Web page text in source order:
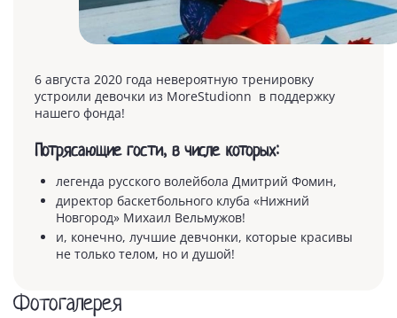
6 августа 2020 года невероятную тренировку
устроили девочки из MoreStudionn в поддержку
нашего фонда!
Потрясающие гости, в числе которых:
легенда русского волейбола Дмитрий Фомин,
директор баскетбольного клуба «Нижний
Новгород» Михаил Вельмужов!
и, конечно, лучшие девчонки, которые красивы
не только телом, но и душой!
Фотогалерея